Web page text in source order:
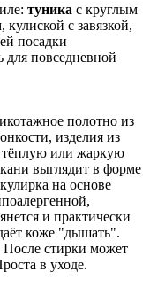
туника с круглым
с завязкой,
посадки
для повседневной
полотно из
изделия из
тёплую или жаркую
выглядит в форме
кулирка на основе
и практически
коже "дышать".
После стирки может
в уходе.